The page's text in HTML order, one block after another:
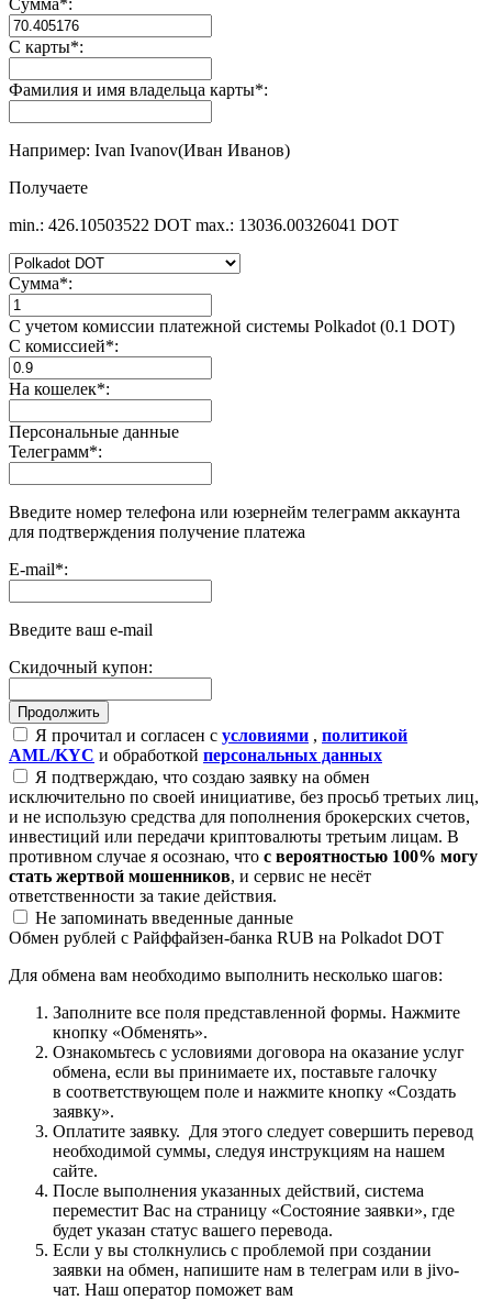
С карты*:
Фамилия и имя владельца карты*:
Например: Ivan Ivanov(Иван Иванов)
Получаете
min.: 426.10503522 DOT max.: 13036.00326041 DOT
Сумма*:
С учетом комиссии платежной системы Polkadot (0.1 DOT)
С комиссией*:
На кошелек*:
Персональные данные
Телеграмм*:
Введите номер телефона или юзернейм телеграмм аккаунта
для подтверждения получение платежа
E-mail*:
Введите ваш e-mail
Скидочный купон:
Я прочитал и согласен с условиями , политикой
AML/KYC и обработкой персональных данных
Я подтверждаю, что создаю заявку на обмен
исключительно по своей инициативе, без просьб третьих лиц,
и не использую средства для пополнения брокерских счетов,
инвестиций или передачи криптовалюты третьим лицам. В
противном случае я осознаю, что с вероятностью 100% могу
стать жертвой мошенников, и сервис не несёт
ответственности за такие действия.
Не запоминать введенные данные
Обмен рублей с Райффайзен-банка RUB на Polkadot DOT
Для обмена вам необходимо выполнить несколько шагов:
Заполните все поля представленной формы. Нажмите
кнопку «Обменять».
Ознакомьтесь с условиями договора на оказание услуг
обмена, если вы принимаете их, поставьте галочку
в соответствующем поле и нажмите кнопку «Создать
заявку».
Оплатите заявку. Для этого следует совершить перевод
необходимой суммы, следуя инструкциям на нашем
сайте.
После выполнения указанных действий, система
переместит Вас на страницу «Состояние заявки», где
будет указан статус вашего перевода.
Если у вы столкнулись с проблемой при создании
заявки на обмен, напишите нам в телеграм или в jivo-
чат. Наш оператор поможет вам